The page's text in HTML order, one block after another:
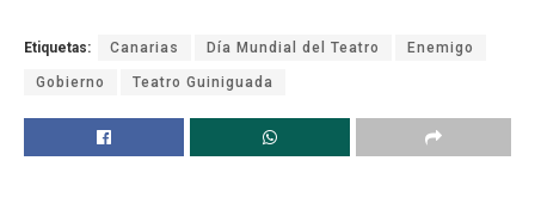
Etiquetas: Canarias Día Mundial del Teatro Enemigo
Gobierno Teatro Guiniguada